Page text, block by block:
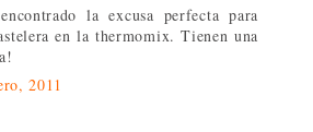
la excusa perfecta para
en la thermomix. Tienen una
2011